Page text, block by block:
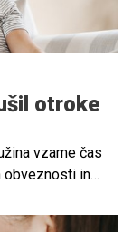
otroke
vzame čas
obveznosti in
filma, ki bo